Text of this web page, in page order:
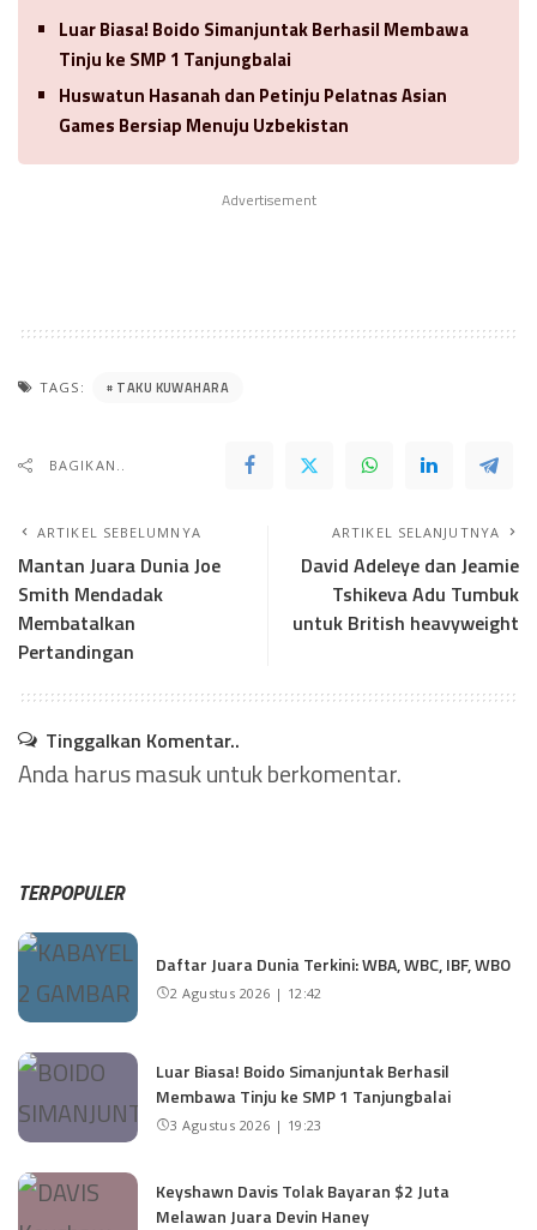
Luar Biasa! Boido Simanjuntak Berhasil Membawa
Tinju ke SMP 1 Tanjungbalai
Huswatun Hasanah dan Petinju Pelatnas Asian
Games Bersiap Menuju Uzbekistan
Advertisement
TAGS: TAKU KUWAHARA
BAGIKAN..
ARTIKEL SEBELUMNYA
Mantan Juara Dunia Joe
Smith Mendadak
Membatalkan
Pertandingan
ARTIKEL SELANJUTNYA
David Adeleye dan Jeamie
Tshikeva Adu Tumbuk
untuk British heavyweight
Tinggalkan Komentar..
Anda harusmasukuntuk berkomentar.
TERPOPULER
Daftar Juara Dunia Terkini: WBA, WBC, IBF, WBO
2 Agustus 2026 | 12:42
Luar Biasa! Boido Simanjuntak Berhasil
Membawa Tinju ke SMP 1 Tanjungbalai
3 Agustus 2026 | 19:23
Keyshawn Davis Tolak Bayaran $2 Juta
Melawan Juara Devin Haney